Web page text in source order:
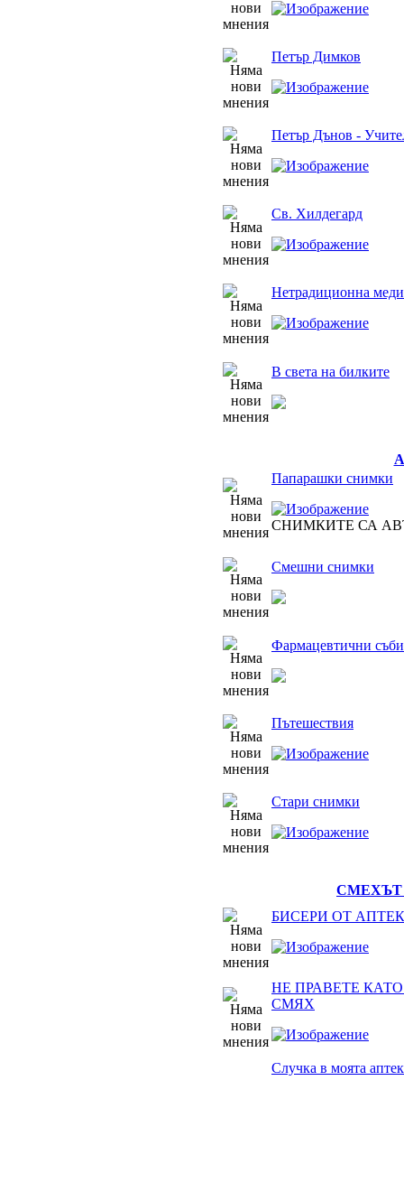
Петър Димков
Петър Дънов -
Св. Хилдегард
Нетрадиционна
В света на билките
Папарашки снимки
СНИМКИТЕ СА
Смешни снимки
Фармацевтични
Пътешествия
Стари снимки
СМЕХЪТ
БИСЕРИ ОТ
НЕ ПРАВЕТЕ
СМЯХ
Случка в моята